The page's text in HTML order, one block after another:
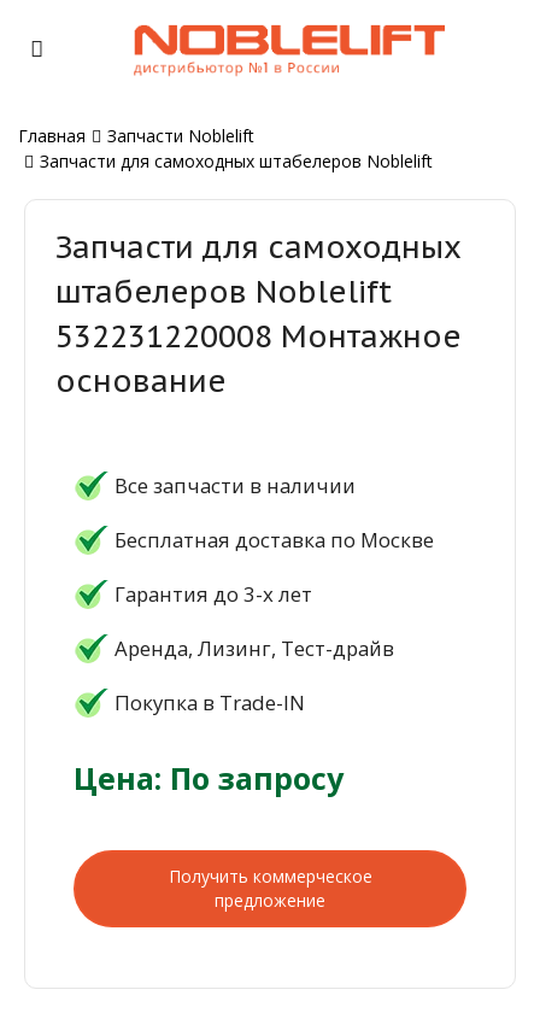
Главная
Запчасти Noblelift
Запчасти для самоходных штабелеров Noblelift
Запчасти для самоходных
штабелеров Noblelift
532231220008 Монтажное
основание
Все запчасти в наличии
Бесплатная доставка по Москве
Гарантия до 3-х лет
Аренда, Лизинг, Тест-драйв
Покупка в Trade-IN
Цена: По запросу
Получить коммерческое
предложение